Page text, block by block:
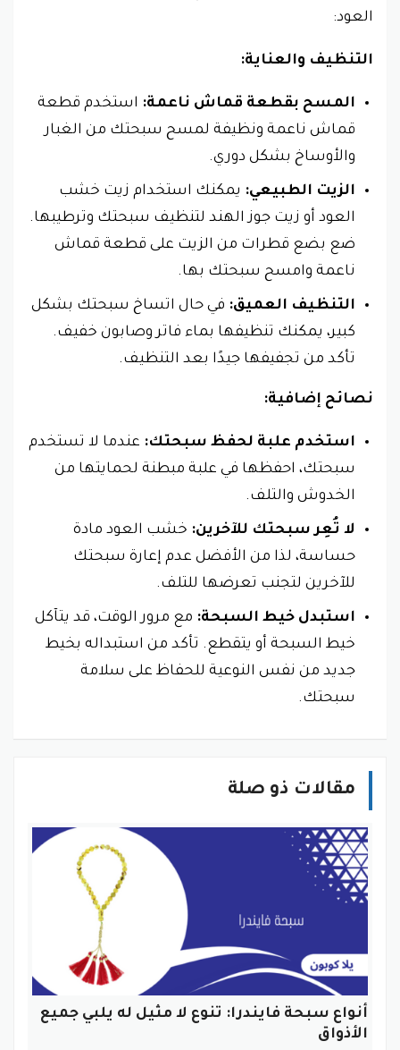
العود:
التنظيف والعناية:
المسح بقطعة قماش ناعمة: استخدم قطعة
قماش ناعمة ونظيفة لمسح سبحتك من الغبار
والأوساخ بشكل دوري.
الزيت الطبيعي: يمكنك استخدام زيت خشب
العود أو زيت جوز الهند لتنظيف سبحتك وترطيبها.
ضع بضع قطرات من الزيت على قطعة قماش
ناعمة وامسح سبحتك بها.
التنظيف العميق: في حال اتساخ سبحتك بشكل
كبير، يمكنك تنظيفها بماء فاتر وصابون خفيف.
تأكد من تجفيفها جيدًا بعد التنظيف.
نصائح إضافية:
استخدم علبة لحفظ سبحتك: عندما لا تستخدم
سبحتك، احفظها في علبة مبطنة لحمايتها من
الخدوش والتلف.
لا تُعِر سبحتك للآخرين: خشب العود مادة
حساسة، لذا من الأفضل عدم إعارة سبحتك
للآخرين لتجنب تعرضها للتلف.
استبدل خيط السبحة: مع مرور الوقت، قد يتآكل
خيط السبحة أو يتقطع. تأكد من استبداله بخيط
جديد من نفس النوعية للحفاظ على سلامة
سبحتك.
مقالات ذو صلة
أنواع سبحة فايندرا: تنوع لا مثيل له يلبي جميع
الأذواق